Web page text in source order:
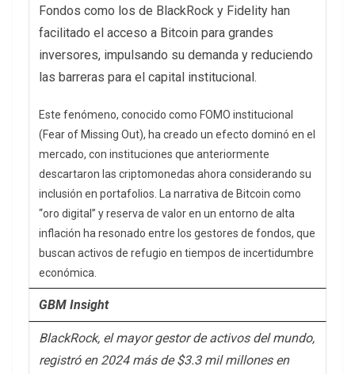
Fondos como los de BlackRock y Fidelity han
facilitado el acceso a Bitcoin para grandes
inversores, impulsando su demanda y reduciendo
las barreras para el capital institucional.
Este fenómeno, conocido como FOMO institucional
(Fear of Missing Out), ha creado un efecto dominó en el
mercado, con instituciones que anteriormente
descartaron las criptomonedas ahora considerando su
inclusión en portafolios. La narrativa de Bitcoin como
“oro digital” y reserva de valor en un entorno de alta
inflación ha resonado entre los gestores de fondos, que
buscan activos de refugio en tiempos de incertidumbre
económica.
GBM Insight
BlackRock, el mayor gestor de activos del mundo,
registró en 2024 más de $3.3 mil millones en